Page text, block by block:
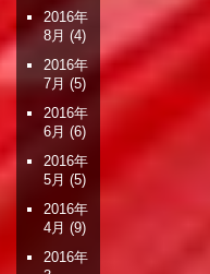
2016年
8月 (4)
2016年
7月 (5)
2016年
6月 (6)
2016年
5月 (5)
2016年
4月 (9)
2016年